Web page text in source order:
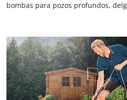
bombas para pozos profundos,